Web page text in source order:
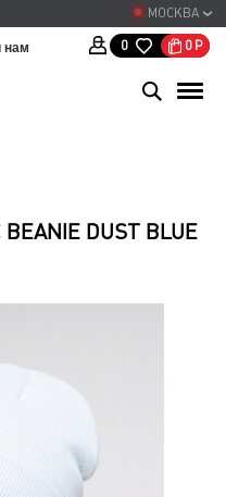
МОСКВА
нам 0 0 Р
DUST BLUE